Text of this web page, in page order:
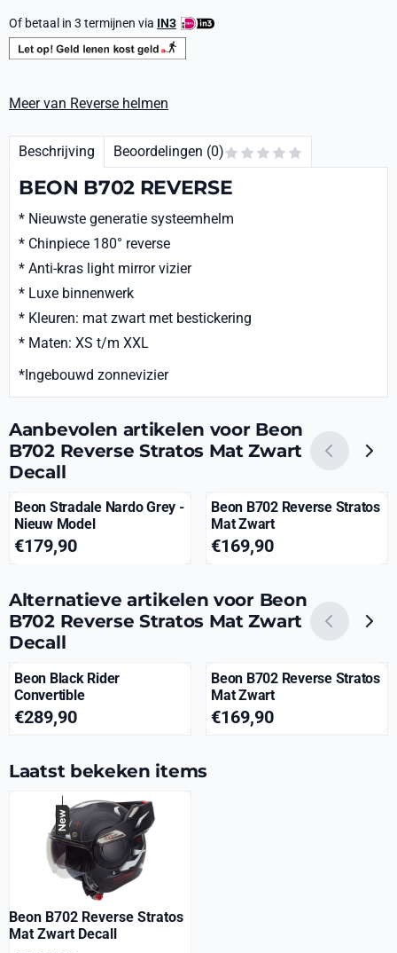
Of betaal in 3 termijnen via IN3
Meer van Reverse helmen
Beschrijving Beoordelingen (0)
BEON B702 REVERSE
* Nieuwste generatie systeemhelm
* Chinpiece 180° reverse
* Anti-kras light mirror vizier
* Luxe binnenwerk
* Kleuren: mat zwart met bestickering
* Maten: XS t/m XXL
*Ingebouwd zonnevizier
Aanbevolen artikelen voor Beon
B702 Reverse Stratos Mat Zwart
Decall
Beon Stradale Nardo Grey -
Nieuw Model
Prijs: 179,90
€179,90
Beon B702 Reverse Stratos
Mat Zwart
Prijs: 169,90
€169,90
Alternatieve artikelen voor Beon
B702 Reverse Stratos Mat Zwart
Decall
Beon Black Rider
Convertible
Prijs: 289,90
€289,90
Beon B702 Reverse Stratos
Mat Zwart
Prijs: 169,90
€169,90
Laatst bekeken items
Beon B702 Reverse Stratos
Mat Zwart Decall